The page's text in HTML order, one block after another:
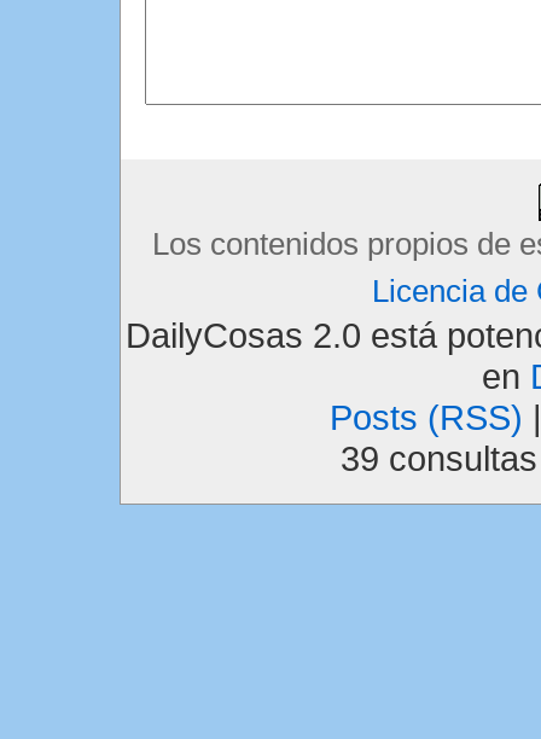
Los contenidos propios de
Licencia de
DailyCosas 2.0 está
en
Posts (RSS)
39